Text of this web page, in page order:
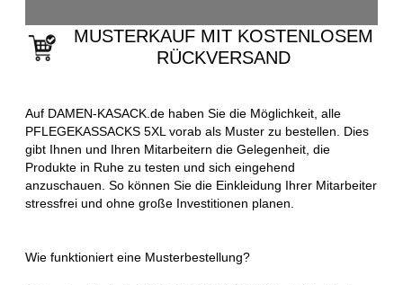
MUSTERKAUF MIT KOSTENLOSEM
RÜCKVERSAND
Auf DAMEN-KASACK.de haben Sie die Möglichkeit, alle
PFLEGEKASSACKS 5XL vorab als Muster zu bestellen. Dies
gibt Ihnen und Ihren Mitarbeitern die Gelegenheit, die
Produkte in Ruhe zu testen und sich eingehend
anzuschauen. So können Sie die Einkleidung Ihrer Mitarbeiter
stressfrei und ohne große Investitionen planen.
Wie funktioniert eine Musterbestellung?